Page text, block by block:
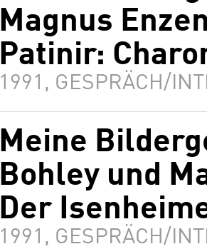
Magnus
Patinir:
1991, GESPRÄCH/
Meine
Bohley und
Der
1991, GESPRÄCH/